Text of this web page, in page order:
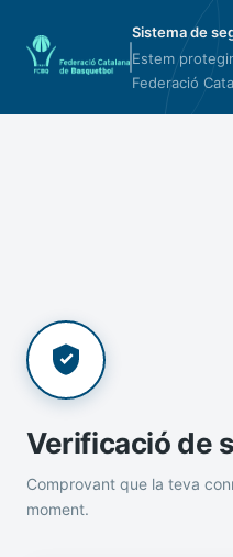
Sistema de
Estem
Federació
Verificació de
Comprovant que la teva
moment.